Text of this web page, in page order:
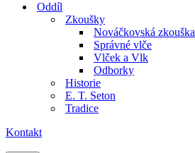
Oddíl
Zkoušky
Nováčkovská zkouška
Správné vlče
Vlček a Vlk
Odborky
Historie
E. T. Seton
Tradice
Kontakt